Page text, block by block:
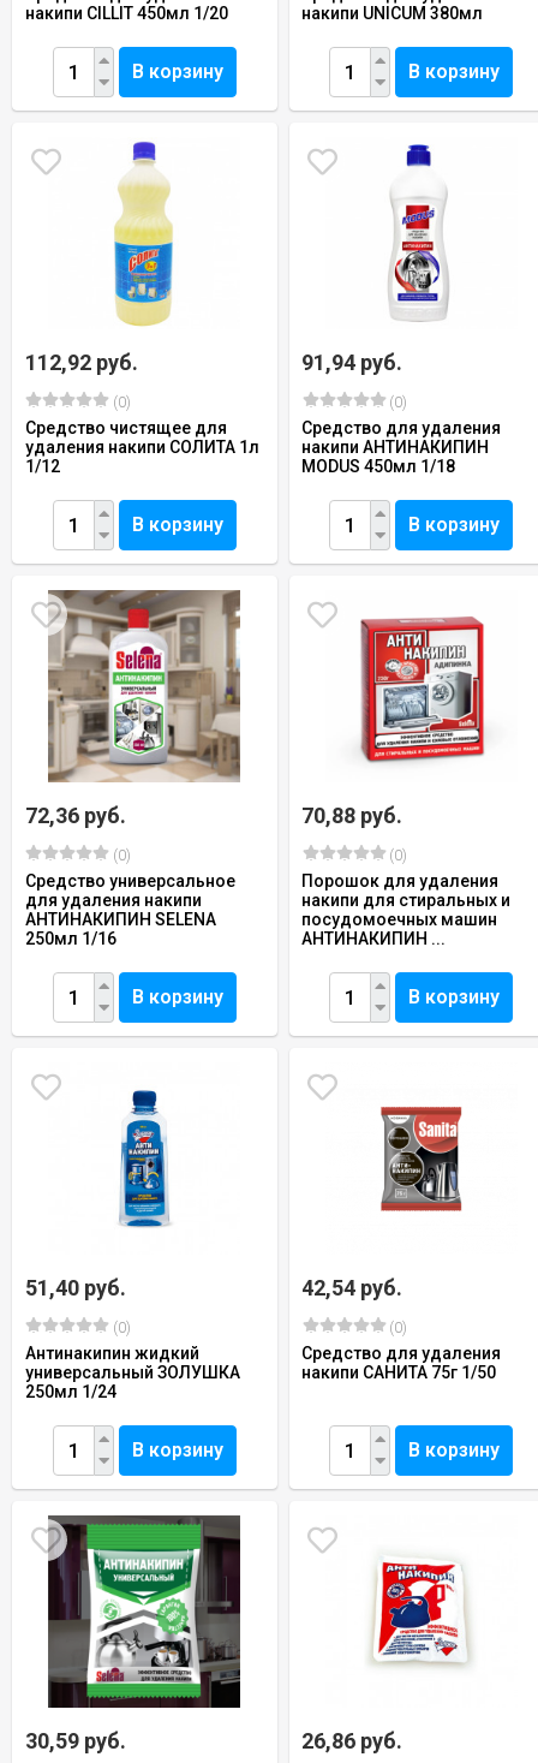
накипи CILLIT 450мл 1/20
В корзину
накипи UNICUM 380мл
В корзину
112,92 руб.
(0)
Средство чистящее для
удаления накипи СОЛИТА 1л
1/12
В корзину
91,94 руб.
(0)
Средство для удаления
накипи АНТИНАКИПИН
MODUS 450мл 1/18
В корзину
72,36 руб.
(0)
Средство универсальное
для удаления накипи
АНТИНАКИПИН SELENA
250мл 1/16
В корзину
70,88 руб.
(0)
Порошок для удаления
накипи для стиральных и
посудомоечных машин
АНТИНАКИПИН ...
В корзину
51,40 руб.
(0)
Антинакипин жидкий
универсальный ЗОЛУШКА
250мл 1/24
В корзину
42,54 руб.
(0)
Средство для удаления
накипи САНИТА 75г 1/50
В корзину
30,59 руб. 26,86 руб.